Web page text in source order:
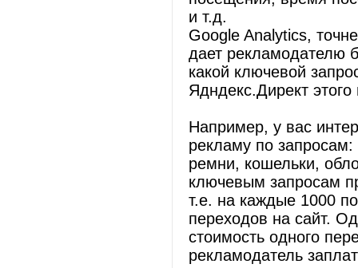
и т.д.
Google Analytics,
дает рекламодателю
какой ключевой
Ядндекс.Директ этого
Например, у вас
рекламу по
ремни, кошельки,
ключевым запросам
т.е. на каждые 1000
переходов на сайт.
стоимость одного
рекламодатель